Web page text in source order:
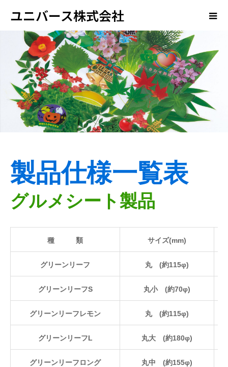
ユニバース株式会社
製品仕様一覧表
グルメシート製品
種 類 サイズ(mm)
グリーンリーフ 丸 (約115φ)
グリーンリーフS 丸小 (約70φ)
グリーンリーフレモン 丸 (約115φ)
グリーンリーフL 丸大 (約180φ)
グリーンリーフロング 丸中 (約155φ)